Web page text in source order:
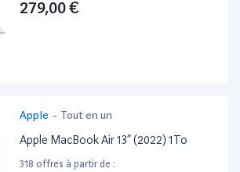
279,00 €
Apple - Tout en un
Apple MacBook Air 13” (2022) 1To
318 offres à partir de :